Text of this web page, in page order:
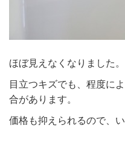
ほぼ見えなくなりました。
目立つキズでも、程度に
合があります。
価格も抑えられるので、